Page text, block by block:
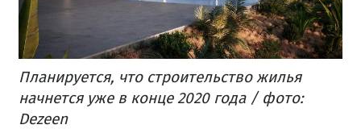
Планируется, что строительство жилья
начнется уже в конце 2020 года / фото:
Dezeen